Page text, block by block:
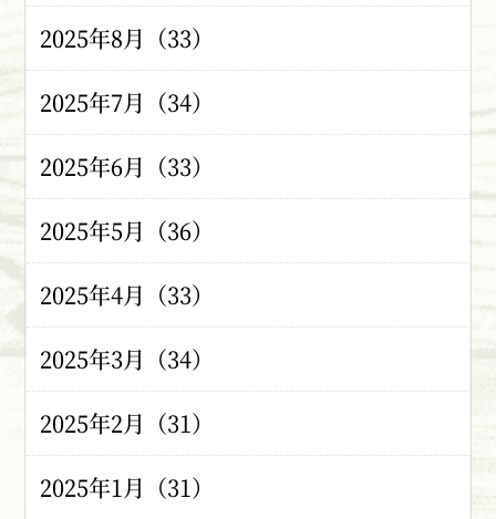
2025年8月（33）
2025年7月（34）
2025年6月（33）
2025年5月（36）
2025年4月（33）
2025年3月（34）
2025年2月（31）
2025年1月（31）